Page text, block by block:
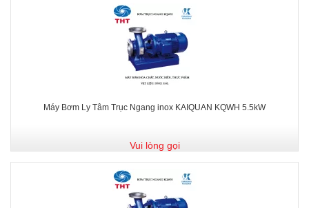
Máy Bơm Ly Tâm Trục Ngang inox KAIQUAN KQWH 5.5kW
Vui lòng gọi